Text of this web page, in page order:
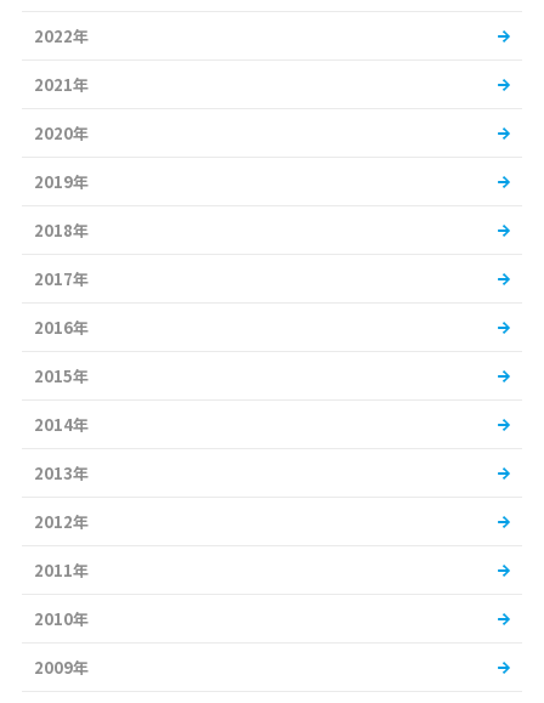
2022年
2021年
2020年
2019年
2018年
2017年
2016年
2015年
2014年
2013年
2012年
2011年
2010年
2009年